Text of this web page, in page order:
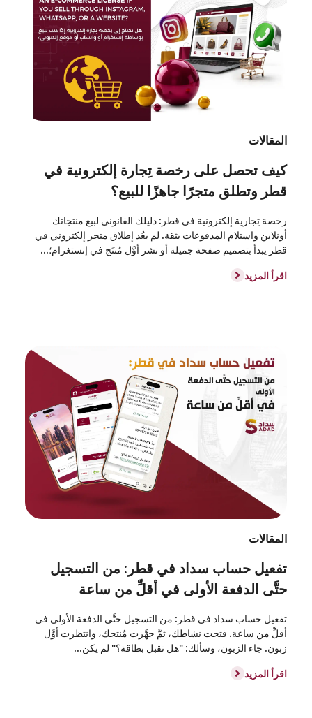
المقالات
كيف تحصل على رخصة تِجارة إلكترونية في
قطر وتطلق متجرًا جاهزًا للبيع؟
رخصة تِجارية إلكترونية في قطر: دليلك القانوني لبيع منتجاتك
أونلاين واستلام المدفوعات بثقة. لم يعُد إطلاق متجر إلكتروني في
قطر يبدأ بتصميم صفحة جميلة أو نشر أوَّل مُنتَج في إنستغرام؛...
اقرأ المزيد
المقالات
تفعيل حساب سداد في قطر: من التسجيل
حتَّى الدفعة الأولى في أقلِّ من ساعة
تفعيل حساب سداد في قطر: من التسجيل حتَّى الدفعة الأولى في
أقلِّ من ساعة. فتحت نشاطك، ثمَّ جهَّزت مُنتجك، وانتظرت أوَّل
زبون. جاء الزبون، وسألك: "هل تقبل بطاقة؟" لم يكن...
اقرأ المزيد